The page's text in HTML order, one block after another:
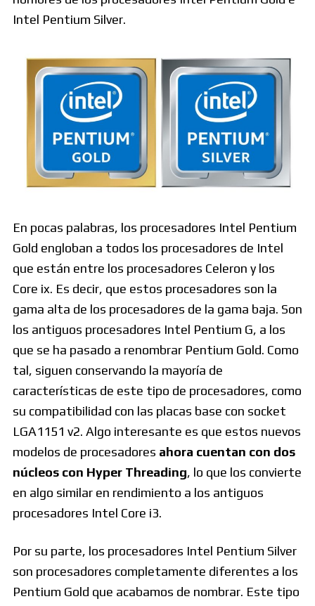
Intel Pentium Silver.
En pocas palabras, los procesadores Intel Pentium
Gold engloban a todos los procesadores de Intel
que están entre los procesadores Celeron y los
Core ix. Es decir, que estos procesadores son la
gama alta de los procesadores de la gama baja. Son
los antiguos procesadores Intel Pentium G, a los
que se ha pasado a renombrar Pentium Gold. Como
tal, siguen conservando la mayoría de
características de este tipo de procesadores, como
su compatibilidad con las placas base con socket
LGA1151 v2. Algo interesante es que estos nuevos
modelos de procesadores ahora cuentan con dos
núcleos con Hyper Threading, lo que los convierte
en algo similar en rendimiento a los antiguos
procesadores Intel Core i3.
Por su parte, los procesadores Intel Pentium Silver
son procesadores completamente diferentes a los
Pentium Gold que acabamos de nombrar. Este tipo